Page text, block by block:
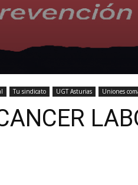
Tu sindicato UGT Asturias Uniones